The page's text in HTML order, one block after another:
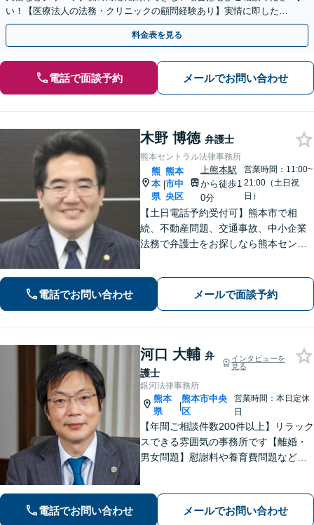
い！【医療法人の法務・クリニックの顧問経験あり】実情に即したア
ドバイスで、納得のできるトラブルの解決を目指します。
料金表を見る
電話で面談予約 メールでお問い合わせ
木野 博徳 弁護士
熊本セントラル法律事務所
熊
本
県
|
熊本
市中
央区
上熊本駅
から徒歩1
0分
営業時間：11:00~
21:00（土日祝
日）
【土日電話予約受付可】熊本市で相
続、不動産問題、交通事故、中小企業
法務で弁護士をお探しなら熊本セント
受付可】【休日・夜間相談可】
電話でお問い合わせ メールで面談予約
河口 大輔 弁
護士
インタビューを
見る
銀河法律事務所
熊本
県
|
熊本市中央
区
営業時間：本日定休
日
【年間ご相談件数200件以上】リラック
スできる雰囲気の事務所です【離婚・
男女問題】慰謝料や養育費問題など
務・過払い金】債務問題にスピーディ
に対応。過払い金も多額の回収実績
電話でお問い合わせ メールでお問い合わせ